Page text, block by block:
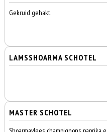
Gekruid gehakt.
LAMSSHOARMA SCHOTEL
MASTER SCHOTEL